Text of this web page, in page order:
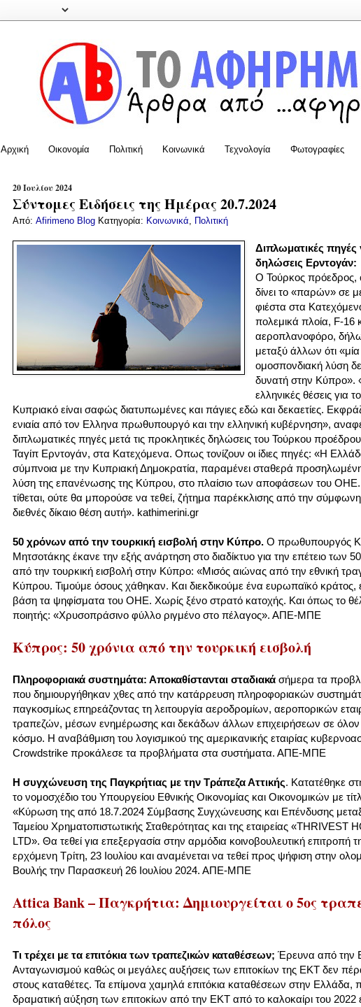
Αρχική Οικονομία Πολιτική Κοινωνικά Τεχνολογία Φωτογραφίες
20 Ιουλίου 2024
Σύντομες Ειδήσεις της Ημέρας 20.7.2024
Από: Afirimeno Blog Κατηγορία: Κοινωνικά Πολιτική
Διπλωματικές πηγές
δηλώσεις Ερντογάν:
Ο Τούρκος πρόεδρος,
δίνει το «παρών» σε
φιέστα στα
πολεμικά πλοία, F-16
αεροπλανοφόρο,
μεταξύ άλλων ότι «μία
ομοσπονδιακή λύση
δυνατή στην Κύπρο».
ελληνικές θέσεις για το
Κυπριακό είναι σαφώς διατυπωμένες και πάγιες εδώ και δεκαετίες.
ενιαία από τον Ελληνα πρωθυπουργό και την ελληνική κυβέρνηση»,
διπλωματικές πηγές μετά τις προκλητικές δηλώσεις του Τούρκου
Ταγίπ Ερντογάν, στα Κατεχόμενα. Οπως τονίζουν οι ίδιες πηγές: «Η
σύμπνοια με την Κυπριακή Δημοκρατία, παραμένει σταθερά
λύση της επανένωσης της Κύπρου, στο πλαίσιο των αποφάσεων του
τίθεται, ούτε θα μπορούσε να τεθεί, ζήτημα παρέκκλισης από την
διεθνές δίκαιο θέση αυτή». kathimerini.gr
50 χρόνων από την τουρκική εισβολή στην Κύπρο. Ο πρωθυπουργός
Μητσοτάκης έκανε την εξής ανάρτηση στο διαδίκτυο για την επέτειο των
από την τουρκική εισβολή στην Κύπρο: «Μισός αιώνας από την εθνική
Κύπρου. Τιμούμε όσους χάθηκαν. Και διεκδικούμε ένα ευρωπαϊκό κράτος,
βάση τα ψηφίσματα του ΟΗΕ. Χωρίς ξένο στρατό κατοχής. Και όπως το
ποιητής: «Χρυσοπράσινο φύλλο ριγμένο στο πέλαγος». ΑΠΕ-ΜΠΕ
Κύπρος: 50 χρόνια από την τουρκική εισβολή
Πληροφοριακά συστημάτα: Αποκαθίστανται σταδιακά σήμερα τα
που δημιουργήθηκαν χθες από την κατάρρευση πληροφοριακών
παγκοσμίως επηρεάζοντας τη λειτουργία αεροδρομίων, αεροπορικών
τραπεζών, μέσων ενημέρωσης και δεκάδων άλλων επιχειρήσεων σε όλον
κόσμο. Η αναβάθμιση του λογισμικού της αμερικανικής εταιρίας
Crowdstrike προκάλεσε τα προβλήματα στα συστήματα. ΑΠΕ-ΜΠΕ
Η συγχώνευση της Παγκρήτιας με την Τράπεζα Αττικής. Κατατέθηκε
το νομοσχέδιο του Υπουργείου Εθνικής Οικονομίας και Οικονομικών με
«Κύρωση της από 18.7.2024 Σύμβασης Συγχώνευσης και Επένδυσης
Ταμείου Χρηματοπιστωτικής Σταθερότητας και της εταιρείας «THRIVEST
LTD». Θα τεθεί για επεξεργασία στην αρμόδια κοινοβουλευτική επιτροπή
ερχόμενη Τρίτη, 23 Ιουλίου και αναμένεται να τεθεί προς ψήφιση στην
Βουλής την Παρασκευή 26 Ιουλίου 2024. ΑΠΕ-ΜΠΕ
Attica Bank – Παγκρήτια: Δημιουργείται ο 5ος
πόλος
Τι τρέχει με τα επιτόκια των τραπεζικών καταθέσεων; Έρευνα από την
Ανταγωνισμού καθώς οι μεγάλες αυξήσεις των επιτοκίων της ΕΚΤ δεν
στους καταθέτες. Τα επίμονα χαμηλά επιτόκια καταθέσεων στην Ελλάδα,
δραματική αύξηση των επιτοκίων από την ΕΚΤ από το καλοκαίρι του 2022